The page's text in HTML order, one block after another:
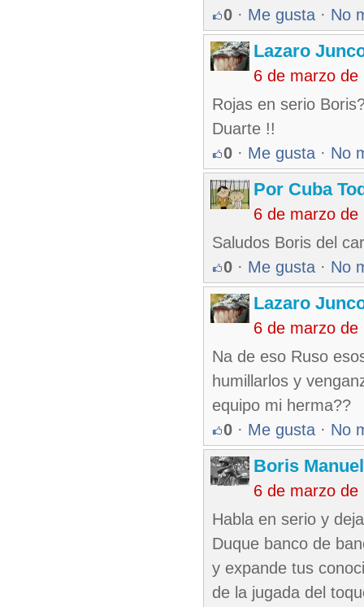
0 · Me gusta · No
Lazaro
6 de marzo de
Rojas en serio
Duarte !!
0 · Me gusta · No
Por Cuba
6 de marzo de
Saludos Boris del
0 · Me gusta · No
Lazaro
6 de marzo de
Na de eso Ruso
humillarlos y
equipo mi herma??
0 · Me gusta · No
Boris
6 de marzo de
Habla en serio y
Duque banco de
y expande tus
de la jugada del